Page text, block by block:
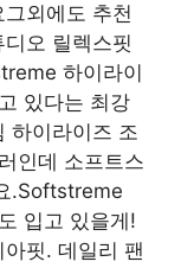
외에도 추천
오 릴렉스핏
하이라이
있다는 최강
하이라이즈 조
인데 소프트스
.Softstreme
입고 있을게!
핏. 데일리 팬